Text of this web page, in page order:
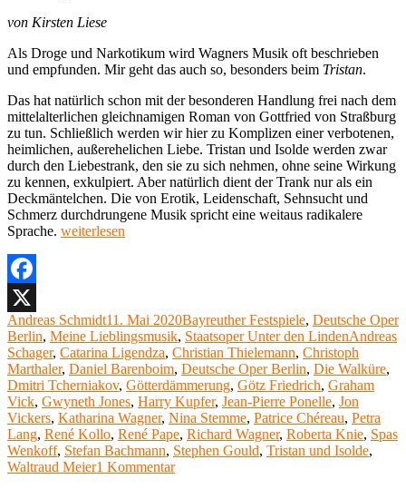
von Kirsten Liese
Als Droge und Narkotikum wird Wagners Musik oft beschrieben
und empfunden. Mir geht das auch so, besonders beim Tristan.
Das hat natürlich schon mit der besonderen Handlung frei nach dem
mittelalterlichen gleichnamigen Roman von Gottfried von Straßburg
zu tun. Schließlich werden wir hier zu Komplizen einer verbotenen,
heimlichen, außerehelichen Liebe. Tristan und Isolde werden zwar
durch den Liebestrank, den sie zu sich nehmen, ohne seine Wirkung
zu kennen, exkulpiert. Aber natürlich dient der Trank nur als ein
Deckmäntelchen. Die von Erotik, Leidenschaft, Sehnsucht und
Schmerz durchdrungene Musik spricht eine weitaus radikalere
Sprache. „Meine
„Tristan
und
Isolde““
weiterlesen
Facebook
X
Autor
Andreas SchmidtVeröffentlicht
am
11. Mai 2020Kategorien
Bayreuther Festspiele, Deutsche Oper
Berlin, Meine Lieblingsmusik, Staatsoper Unter den LindenAndreas
Schager, Catarina Ligendza, Christian Thielemann, Christoph
Marthaler, Daniel Barenboim, Deutsche Oper Berlin, Die Walküre,
Dmitri Tcherniakov, Götterdämmerung, Götz Friedrich, Graham
Vick, Gwyneth Jones, Harry Kupfer, Jean-Pierre Ponelle, Jon
Vickers, Katharina Wagner, Nina Stemme, Patrice Chéreau, Petra
Lang, René Kollo, René Pape, Richard Wagner, Roberta Knie, Spas
Wenkoff, Stefan Bachmann, Stephen Gould, Tristan und Isolde,
Waltraud Meier1 Kommentarzu